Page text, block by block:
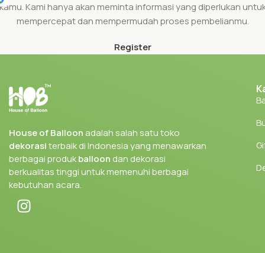
Kami hanya akan meminta informasi yang diperlukan
mempercepat dan mempermudah proses pembelianmu.
Register
House of Balloon adalah salah satu toko
dekorasiterbaik di Indonesia yang menawarkan
berbagai produkballoon dan dekorasi
berkualitas tinggi untuk memenuhi berbagai
kebutuhan acara.